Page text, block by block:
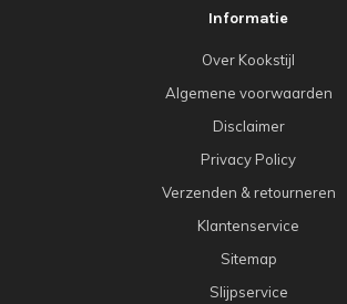
Informatie
Over Kookstijl
Algemene voorwaarden
Disclaimer
Privacy Policy
Verzenden & retourneren
Klantenservice
Sitemap
Slijpservice